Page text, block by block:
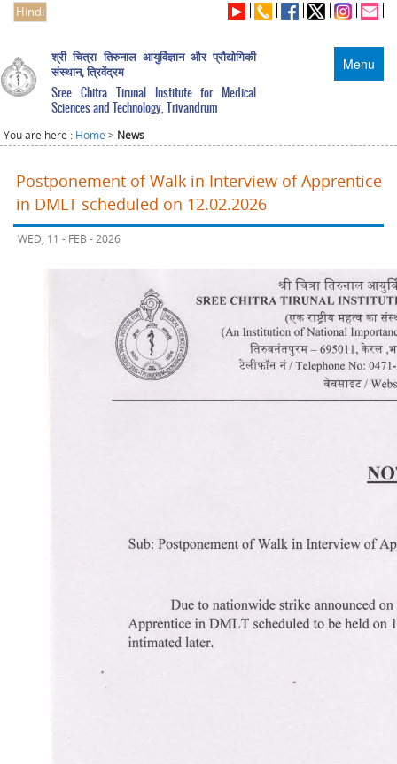
Hindi
Menu
श्री चित्रा तिरुनाल आयुर्विज्ञान और प्रौद्योगिकी
संस्थान, त्रिवेंद्रम
Sree Chitra Tirunal Institute for Medical
Sciences and Technology, Trivandrum
You are here : Home > News
Postponement of Walk in Interview of Apprentice
in DMLT scheduled on 12.02.2026
WED, 11 - FEB - 2026